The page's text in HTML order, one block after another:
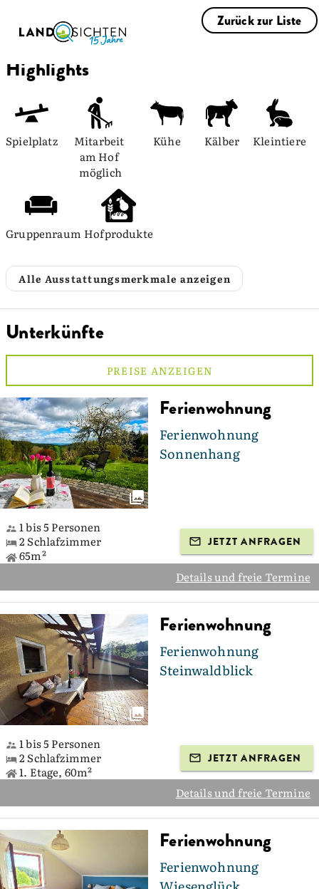
Zurück zur Liste
Highlights
Spielplatz
Mitarbeit
am Hof
möglich
Kühe Kälber Kleintiere
Gruppenraum Hofprodukte
Alle Ausstattungsmerkmale anzeigen
Unterkünfte
PREISE ANZEIGEN
Ferienwohnung
Ferienwohnung
Sonnenhang
1 bis 5 Personen
2 Schlafzimmer
65m²
JETZT ANFRAGEN
Details und freie Termine
Ferienwohnung
Ferienwohnung
Steinwaldblick
1 bis 5 Personen
2 Schlafzimmer
1. Etage, 60m²
JETZT ANFRAGEN
Details und freie Termine
Ferienwohnung
Ferienwohnung